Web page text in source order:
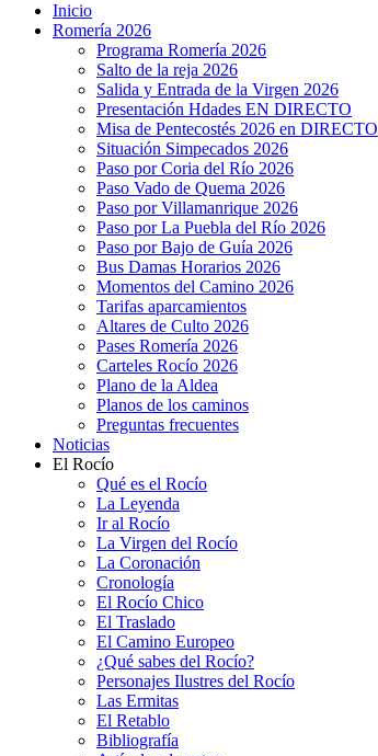
Inicio
Romería 2026
Programa Romería 2026
Salto de la reja 2026
Salida y Entrada de la Virgen 2026
Presentación Hdades EN DIRECTO
Misa de Pentecostés 2026 en DIRECTO
Situación Simpecados 2026
Paso por Coria del Río 2026
Paso Vado de Quema 2026
Paso por Villamanrique 2026
Paso por La Puebla del Río 2026
Paso por Bajo de Guía 2026
Bus Damas Horarios 2026
Momentos del Camino 2026
Tarifas aparcamientos
Altares de Culto 2026
Pases Romería 2026
Carteles Rocío 2026
Plano de la Aldea
Planos de los caminos
Preguntas frecuentes
Noticias
El Rocío
Qué es el Rocío
La Leyenda
Ir al Rocío
La Virgen del Rocío
La Coronación
Cronología
El Rocío Chico
El Traslado
El Camino Europeo
¿Qué sabes del Rocío?
Personajes Ilustres del Rocío
Las Ermitas
El Retablo
Bibliografía